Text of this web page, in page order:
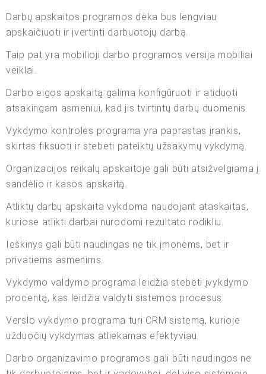
Darbų apskaitos programos dėka bus lengviau
apskaičiuoti ir įvertinti darbuotojų darbą.
Taip pat yra mobilioji darbo programos versija mobiliai
veiklai.
Darbo eigos apskaitą galima konfigūruoti ir atiduoti
atsakingam asmeniui, kad jis tvirtintų darbų duomenis.
Vykdymo kontrolės programa yra paprastas įrankis,
skirtas fiksuoti ir stebėti pateiktų užsakymų vykdymą.
Organizacijos reikalų apskaitoje gali būti atsižvelgiama į
sandėlio ir kasos apskaitą.
Atliktų darbų apskaita vykdoma naudojant ataskaitas,
kuriose atlikti darbai nurodomi rezultato rodikliu.
Ieškinys gali būti naudingas ne tik įmonėms, bet ir
privatiems asmenims.
Vykdymo valdymo programa leidžia stebėti įvykdymo
procentą, kas leidžia valdyti sistemos procesus.
Verslo vykdymo programa turi CRM sistemą, kurioje
užduočių vykdymas atliekamas efektyviau.
Darbo organizavimo programos gali būti naudingos ne